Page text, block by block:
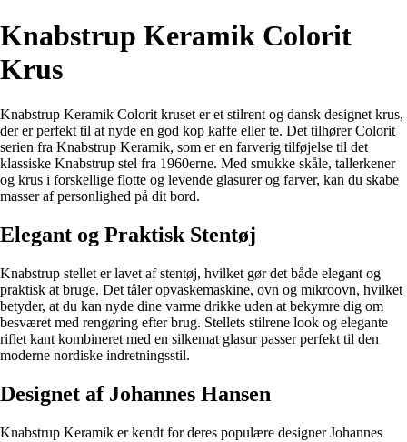
Knabstrup Keramik Colorit
Krus
Knabstrup Keramik Colorit kruset er et stilrent og dansk designet krus,
der er perfekt til at nyde en god kop kaffe eller te. Det tilhører Colorit
serien fra Knabstrup Keramik, som er en farverig tilføjelse til det
klassiske Knabstrup stel fra 1960erne. Med smukke skåle, tallerkener
og krus i forskellige flotte og levende glasurer og farver, kan du skabe
masser af personlighed på dit bord.
Elegant og Praktisk Stentøj
Knabstrup stellet er lavet af stentøj, hvilket gør det både elegant og
praktisk at bruge. Det tåler opvaskemaskine, ovn og mikroovn, hvilket
betyder, at du kan nyde dine varme drikke uden at bekymre dig om
besværet med rengøring efter brug. Stellets stilrene look og elegante
riflet kant kombineret med en silkemat glasur passer perfekt til den
moderne nordiske indretningsstil.
Designet af Johannes Hansen
Knabstrup Keramik er kendt for deres populære designer Johannes